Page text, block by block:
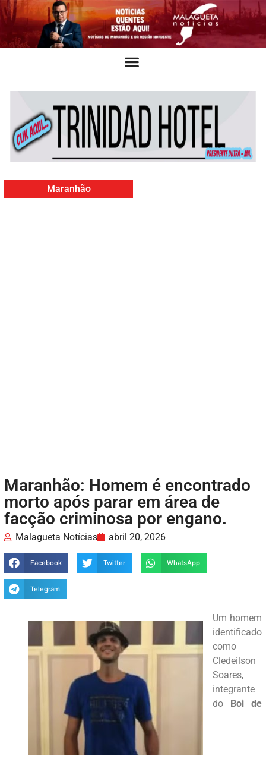
Maranhão
Maranhão: Homem é encontrado
morto após parar em área de
facção criminosa por engano.
Malagueta Notícias abril 20, 2026
Facebook Twitter WhatsApp
Telegram
Um homem
identificado
como
Cledeilson
Soares,
integrante
do Boi de